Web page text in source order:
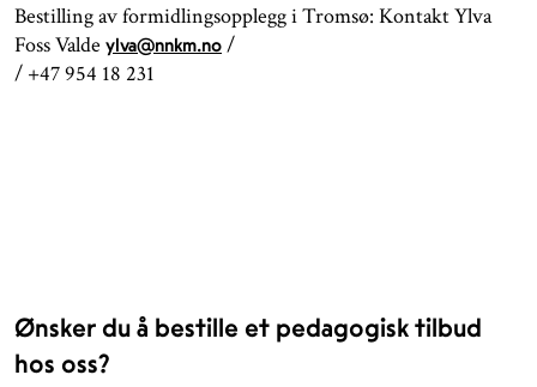
Bestilling av formidlingsopplegg i Tromsø: Kontakt Ylva
Foss Valde ylva@nnkm.no /
/ +47 954 18 231
Ønsker du å bestille et pedagogisk tilbud
hos oss?